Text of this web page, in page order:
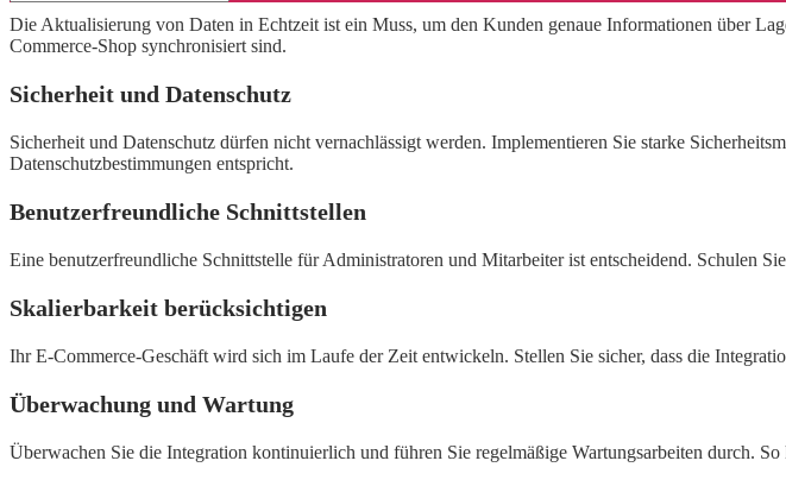
Die Aktualisierung von Daten in Echtzeit ist ein Muss, um den Kunden genaue Informationen über
Commerce-Shop synchronisiert sind.
Sicherheit und Datenschutz
Sicherheit und Datenschutz dürfen nicht vernachlässigt werden. Implementieren Sie starke
Datenschutzbestimmungen entspricht.
Benutzerfreundliche Schnittstellen
Eine benutzerfreundliche Schnittstelle für Administratoren und Mitarbeiter ist entscheidend. Schulen
Skalierbarkeit berücksichtigen
Ihr E-Commerce-Geschäft wird sich im Laufe der Zeit entwickeln. Stellen Sie sicher, dass die
Überwachung und Wartung
Überwachen Sie die Integration kontinuierlich und führen Sie regelmäßige Wartungsarbeiten durch.